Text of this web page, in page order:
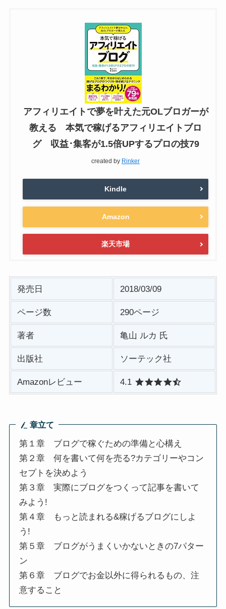
アフィリエイトで夢を叶えた元OLブロガーが
教える 本気で稼げるアフィリエイトブロ
グ 収益･集客が1.5倍UPするプロの技79
created by Rinker
Kindle
Amazon
楽天市場
発売日 2018/03/09
ページ数 290ページ
著者 亀山 ルカ 氏
出版社 ソーテック社
Amazonレビュー 4.1
章立て
第１章 ブログで稼ぐための準備と心構え
第２章 何を書いて何を売る?カテゴリーやコン
セプトを決めよう
第３章 実際にブログをつくって記事を書いて
みよう!
第４章 もっと読まれる&稼げるブログにしよ
う!
第５章 ブログがうまくいかないときの7パター
ン
第６章 ブログでお金以外に得られるもの、注
意すること